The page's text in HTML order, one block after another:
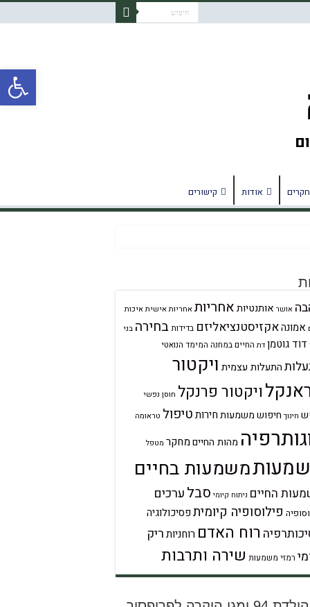
אודות קישורים
אושר אותנטיותאחריותאחריות אישיתאיכות
אמונהאקזיסטנציאליזם בדידותבחירה בני
דוד גוטמן דת החיים במחנה המימד הנואטי
התעלות עצמית ויקטור
ויקטור פרנקל חוסן נפשי
חינוך חיפוש משמעותחירותטיפול טראומה
מהות החייםמחקר מטפל
משמעות בחיים
החיים ניתוח קיומי סבלערכים
פילוסופיה קיומיתפסיכולוגיה
רוח האדם רוחניותריק
רמזי משמעות שירה ותרבות